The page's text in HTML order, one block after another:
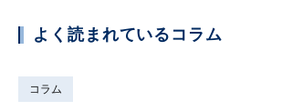
よく読まれているコラム
コラム